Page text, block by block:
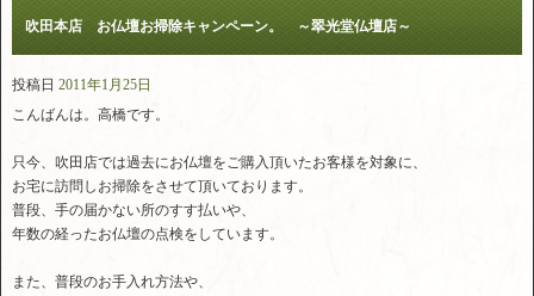
吹田本店 お仏壇お掃除キャンペーン。 ～翠光堂仏壇店～
投稿日 2011年1月25日
こんばんは。高橋です。
只今、吹田店では過去にお仏壇をご購入頂いたお客様を対象に、
お宅に訪問しお掃除をさせて頂いております。
普段、手の届かない所のすす払いや、
年数の経ったお仏壇の点検をしています。
また、普段のお手入れ方法や、